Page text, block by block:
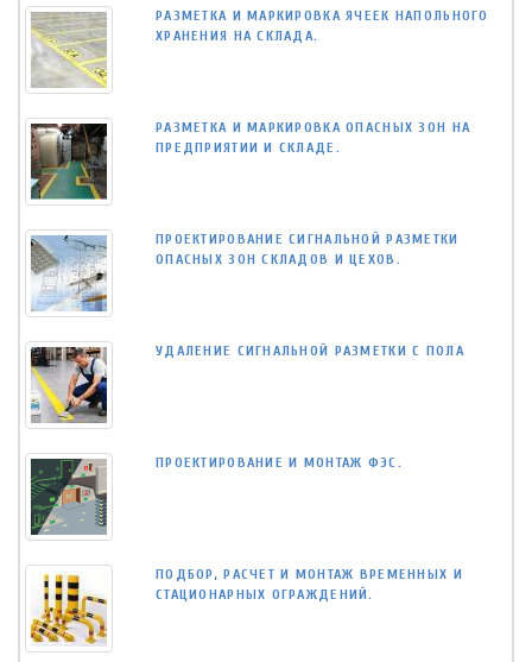
РАЗМЕТКА И МАРКИРОВКА ЯЧЕЕК НАПОЛЬНОГО
ХРАНЕНИЯ НА СКЛАДА.
РАЗМЕТКА И МАРКИРОВКА ОПАСНЫХ ЗОН НА
ПРЕДПРИЯТИИ И СКЛАДЕ.
ПРОЕКТИРОВАНИЕ СИГНАЛЬНОЙ РАЗМЕТКИ
ОПАСНЫХ ЗОН СКЛАДОВ И ЦЕХОВ.
УДАЛЕНИЕ СИГНАЛЬНОЙ РАЗМЕТКИ С ПОЛА
ПРОЕКТИРОВАНИЕ И МОНТАЖ ФЭС.
ПОДБОР, РАСЧЕТ И МОНТАЖ ВРЕМЕННЫХ И
СТАЦИОНАРНЫХ ОГРАЖДЕНИЙ.